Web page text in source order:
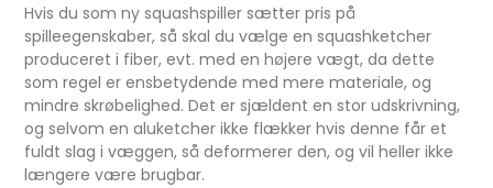
Hvis du som ny squashspiller sætter pris på
spilleegenskaber, så skal du vælge en squashketcher
produceret i fiber, evt. med en højere vægt, da dette
som regel er ensbetydende med mere materiale, og
mindre skrøbelighed. Det er sjældent en stor udskrivning,
og selvom en aluketcher ikke flækker hvis denne får et
fuldt slag i væggen, så deformerer den, og vil heller ikke
længere være brugbar.